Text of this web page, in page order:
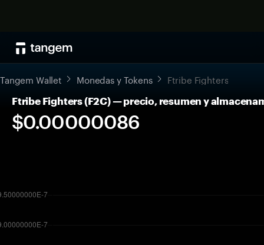
Tangem Wallet Monedas y Tokens Ftribe Fighters
Ftribe Fighters (F2C) — precio, resumen y
$0.00000086